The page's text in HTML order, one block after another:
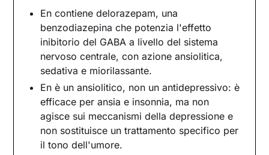
Effetti collaterali
Interazioni con altri farmaci
Avvertenze e precauzioni d'uso
En e psicoterapia: due strumenti nel percorso di
cura
En contiene delorazepam, una
benzodiazepina che potenzia l'effetto
inibitorio del GABA a livello del sistema
nervoso centrale, con azione ansiolitica,
sedativa e miorilassante.
En è un ansiolitico, non un antidepressivo: è
efficace per ansia e insonnia, ma non
agisce sui meccanismi della depressione e
non sostituisce un trattamento specifico per
il tono dell'umore.